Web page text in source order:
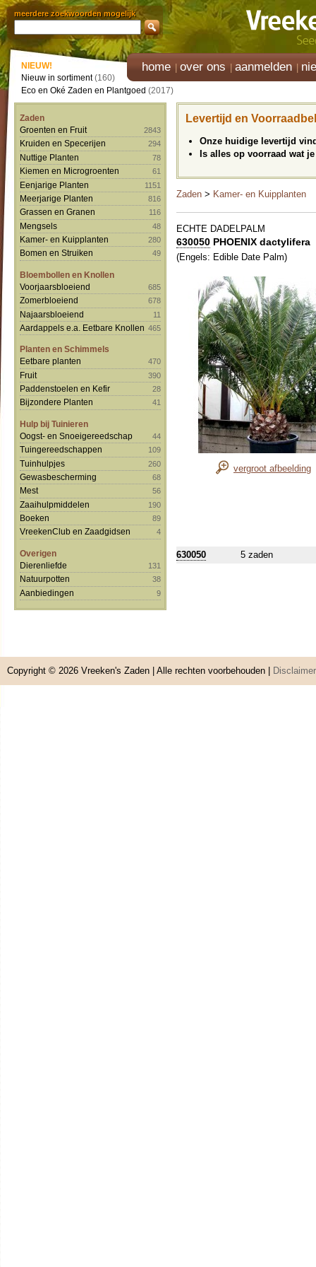
meerdere zoekwoorden mogelijk
home over ons aanmelden
NIEUW!
Nieuw in sortiment(160)
Eco en Oké Zaden en Plantgoed (2017)
Zaden
Groenten en Fruit
2843
Kruiden en Specerijen 294
Nuttige Planten 78
Kiemen en Microgroenten 61
Eenjarige Planten 1151
Meerjarige Planten 816
Grassen en Granen 116
Mengsels 48
Kamer- en Kuipplanten 280
Bomen en Struiken 49
Bloembollen en Knollen
Voorjaarsbloeiend
685
Zomerbloeiend 678
Najaarsbloeiend 11
Aardappels e.a. Eetbare Knollen 465
Planten en Schimmels
Eetbare planten
470
Fruit 390
Paddenstoelen en Kefir 28
Bijzondere Planten 41
Hulp bij Tuinieren
Oogst- en Snoeigereedschap
44
Tuingereedschappen 109
Tuinhulpjes 260
Gewasbescherming 68
Mest 56
Zaaihulpmiddelen 190
Boeken 89
VreekenClub en Zaadgidsen 4
Overigen
Dierenliefde
131
Natuurpotten 38
Aanbiedingen 9
Levertijd en
Onze huidige levertijd
Is alles op voorraad wat
Zaden > Kamer- en Kuipplanten
ECHTE DADELPALM
630050 PHOENIX dactylifera
(Engels: Edible Date Palm)
vergroot afbeelding
630050 5 zaden
Copyright © 2026 Vreeken's Zaden | Alle rechten voorbehouden | Disclaimer